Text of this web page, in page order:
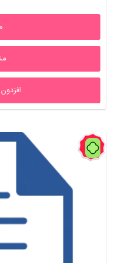
1,680,000ریال
31%